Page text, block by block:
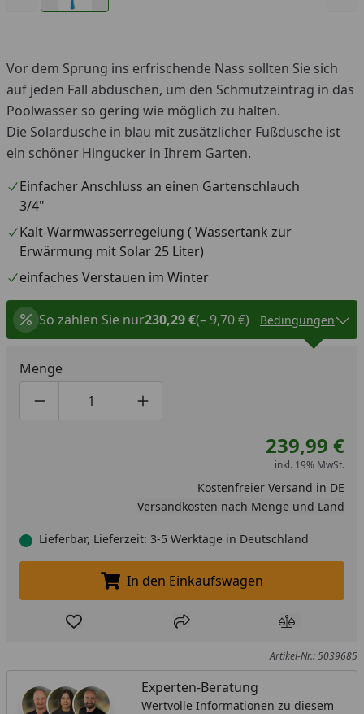
Vor dem Sprung ins erfrischende Nass sollten Sie sich
auf jeden Fall abduschen, um den Schmutzeintrag in das
Poolwasser so gering wie möglich zu halten.
Die Solardusche in blau mit zusätzlicher Fußdusche ist
ein schöner Hingucker in Ihrem Garten.
Einfacher Anschluss an einen Gartenschlauch
3/4"
Kalt-Warmwasserregelung ( Wassertank zur
Erwärmung mit Solar 25 Liter)
einfaches Verstauen im Winter
So zahlen Sie nur230,29 €(– 9,70 €) Bedingungen
Menge
Produktmenge um eins verringern
Produktmenge manuell eingeben
Produktmenge um eins erhöhen
239,99 €
inkl. 19% MwSt.
Kostenfreier Versand in DE
Versandkosten nach Menge und Land
Lieferbar, Lieferzeit: 3-5 Werktage in Deutschland
In den Einkaufswagen legen
In den Einkaufswagen
Produkt zur Wunschliste hinzufügen
Teilen Produkt
Artikel-Nr.: 5039685
Experten-Beratung
Wertvolle Informationen zu diesem